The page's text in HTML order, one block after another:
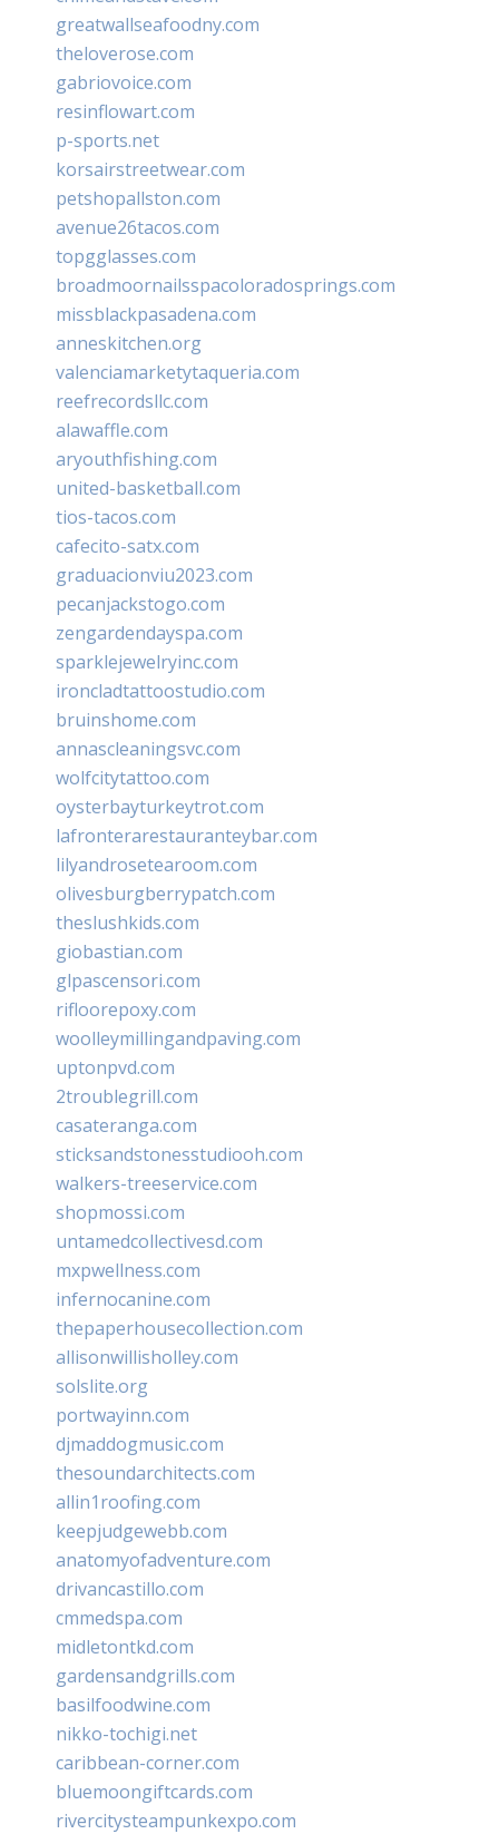
greatwallseafoodny.com
theloverose.com
gabriovoice.com
resinflowart.com
p-sports.net
korsairstreetwear.com
petshopallston.com
avenue26tacos.com
topgglasses.com
broadmoornailsspacoloradosprings.com
missblackpasadena.com
anneskitchen.org
valenciamarketytaqueria.com
reefrecordsllc.com
alawaffle.com
aryouthfishing.com
united-basketball.com
tios-tacos.com
cafecito-satx.com
graduacionviu2023.com
pecanjackstogo.com
zengardendayspa.com
sparklejewelryinc.com
ironcladtattoostudio.com
bruinshome.com
annascleaningsvc.com
wolfcitytattoo.com
oysterbayturkeytrot.com
lafronterarestauranteybar.com
lilyandrosetearoom.com
olivesburgberrypatch.com
theslushkids.com
giobastian.com
glpascensori.com
rifloorepoxy.com
woolleymillingandpaving.com
uptonpvd.com
2troublegrill.com
casateranga.com
sticksandstonesstudiooh.com
walkers-treeservice.com
shopmossi.com
untamedcollectivesd.com
mxpwellness.com
infernocanine.com
thepaperhousecollection.com
allisonwillisholley.com
solslite.org
portwayinn.com
djmaddogmusic.com
thesoundarchitects.com
allin1roofing.com
keepjudgewebb.com
anatomyofadventure.com
drivancastillo.com
cmmedspa.com
midletontkd.com
gardensandgrills.com
basilfoodwine.com
nikko-tochigi.net
caribbean-corner.com
bluemoongiftcards.com
rivercitysteampunkexpo.com